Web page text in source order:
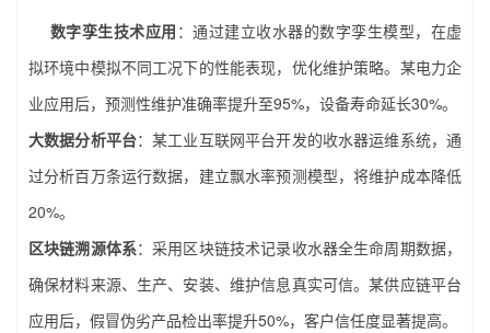
数字孪生技术应用 ：通过建立收水器的数字孪生模型，在虚
拟环境中模拟不同工况下的性能表现，优化维护策略。某电力企
业应用后，预测性维护准确率提升至95%，设备寿命延长30%。
大数据分析平台：某工业互联网平台开发的收水器运维系统，通
过分析百万条运行数据，建立飘水率预测模型，将维护成本降低
20%。
区块链溯源体系：采用区块链技术记录收水器全生命周期数据，
确保材料来源、生产、安装、维护信息真实可信。某供应链平台
应用后，假冒伪劣产品检出率提升50%，客户信任度显著提高。